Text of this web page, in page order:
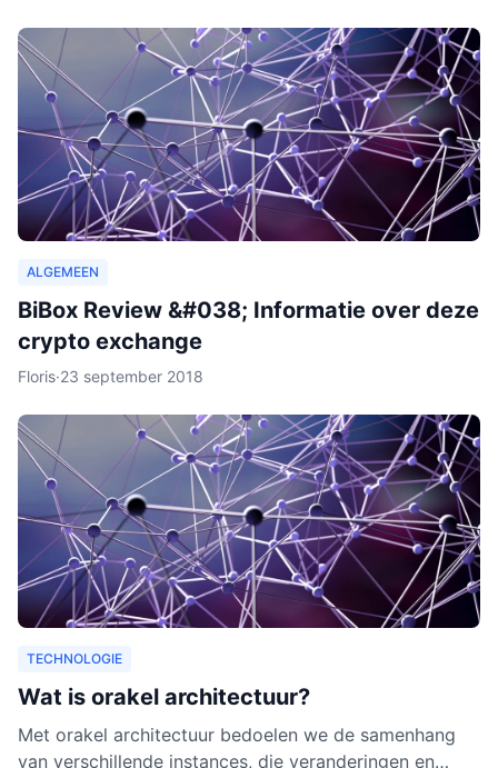
ALGEMEEN
BiBox Review &#038; Informatie over deze
crypto exchange
Floris·23 september 2018
TECHNOLOGIE
Wat is orakel architectuur?
Met orakel architectuur bedoelen we de samenhang
van verschillende instances, die veranderingen en